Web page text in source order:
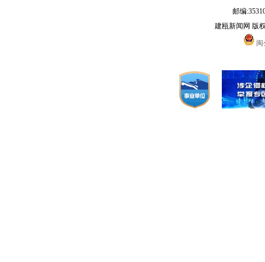
邮编
建瓯新闻网 版
闽